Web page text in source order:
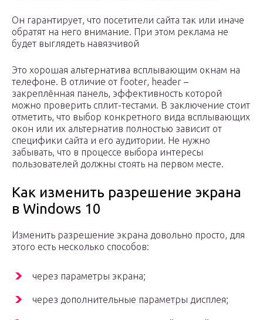
Он гарантирует, что посетители сайта так или иначе
обратят на него внимание. При этом реклама не
будет выглядеть навязчивой
Это хорошая альтернатива всплывающим окнам на
телефоне. В отличие от footer, header –
закреплённая панель, эффективность которой
можно проверить сплит-тестами. В заключение стоит
отметить, что выбор конкретного вида всплывающих
окон или их альтернатив полностью зависит от
специфики сайта и его аудитории. Не нужно
забывать, что в процессе выбора интересы
пользователей должны стоять на первом месте.
Как изменить разрешение экрана
в Windows 10
Изменить разрешение экрана довольно просто, для
этого есть несколько способов:
через параметры экрана;
через дополнительные параметры дисплея;